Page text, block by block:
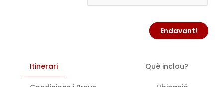
Endavant!
Itinerari Què inclou?